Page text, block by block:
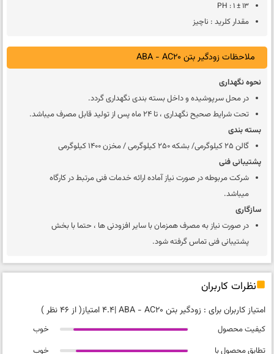
13 ± 1 : PH
مقدار کلرید : ناچیز
ملاحظات زودگیر بتن ABA - AC20
نحوه نگهداری
در محل سرپوشیده و داخل بسته بندی نگهداری گردد.
تحت شرایط صحیح نگهداری ، تا 24 ماه پس از تولید قابل مصرف میباشد.
بسته بندی
گالن 25 کیلوگرمی/ بشکه 250 کیلوگرمی / مخزن 1400 کیلوگرمی
پشتیبانی فنی
شرکت مربوطه در صورت نیاز آماده ارائه خدمات فنی مرتبط در کارگاه
میباشد.
سازگاری
در صورت نیاز به مصرف همزمان با سایر افزودنی ها ، حتما با بخش
پشتیبانی فنی تماس گرفته شود.
نظرات کاربران
امتیاز کاربران برای : زودگیر بتن ABA - AC20 |4.4 امتیاز ( از 46 نظر )
کیفیت محصول
خوب
تطابق محصول با
خوب